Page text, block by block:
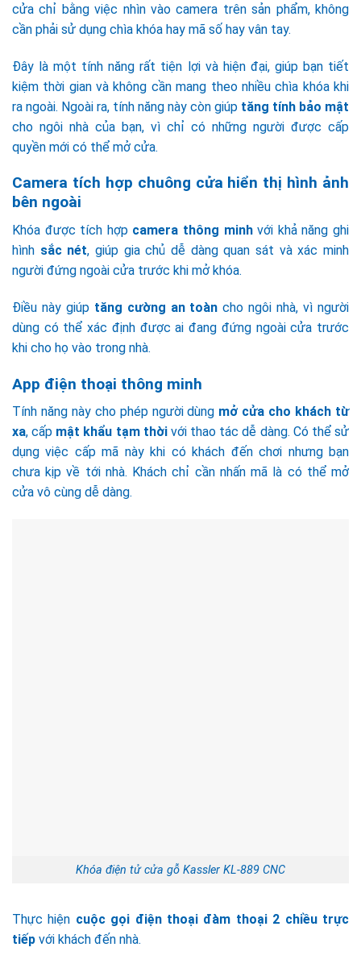
cửa chỉ bằng việc nhìn vào camera trên sản phẩm, không
cần phải sử dụng chìa khóa hay mã số hay vân tay.
Đây là một tính năng rất tiện lợi và hiện đại, giúp bạn tiết
kiệm thời gian và không cần mang theo nhiều chìa khóa khi
ra ngoài. Ngoài ra, tính năng này còn giúp tăng tính bảo mật
cho ngôi nhà của bạn, vì chỉ có những người được cấp
quyền mới có thể mở cửa.
Camera tích hợp chuông cửa hiển thị hình ảnh
bên ngoài
Khóa được tích hợp camera thông minhvới khả năng ghi
hình sắc nét, giúp gia chủ dễ dàng quan sát và xác minh
người đứng ngoài cửa trước khi mở khóa.
Điều này giúp tăng cường an toàn cho ngôi nhà, vì người
dùng có thể xác định được ai đang đứng ngoài cửa trước
khi cho họ vào trong nhà.
App điện thoại thông minh
Tính năng này cho phép người dùng mở cửa cho khách từ
xa, cấp mật khẩu tạm thờivới thao tác dễ dàng. Có thể sử
dụng việc cấp mã này khi có khách đến chơi nhưng bạn
chưa kịp về tới nhà. Khách chỉ cần nhấn mã là có thể mở
cửa vô cùng dễ dàng.
Khóa điện tử cửa gỗ Kassler KL-889 CNC
Thực hiện cuộc gọi điện thoại đàm thoại 2 chiều trực
tiếp với khách đến nhà.